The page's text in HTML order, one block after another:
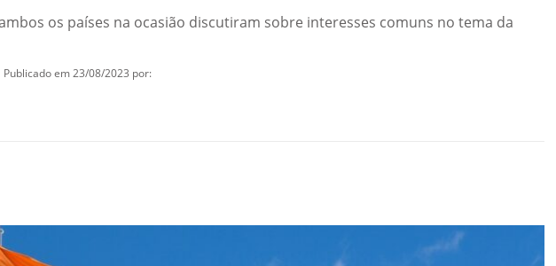
os países na ocasião discutiram sobre interesses comuns no tema da
Publicado em 23/08/2023 por: